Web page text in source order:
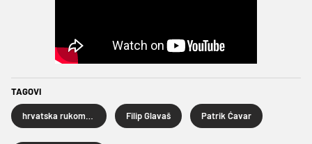
TAGOVI
Filip Glavaš Patrik Ćavar